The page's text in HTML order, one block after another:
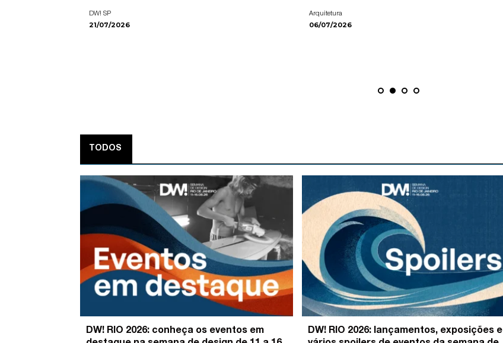
DW! SP
21/07/2026
Arquitetura
06/07/2026
TODOS
DW! RIO 2026: conheça os eventos em
DW! RIO 2026: lançamentos, exposições e